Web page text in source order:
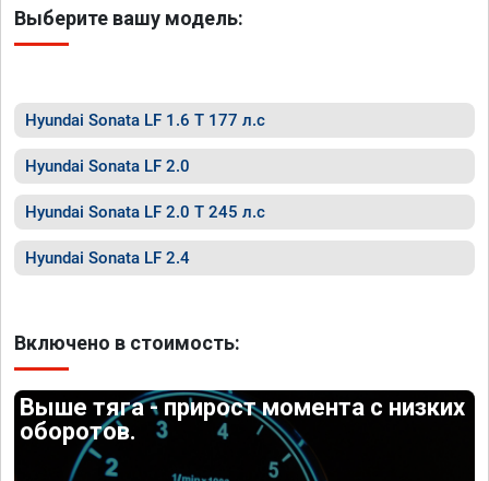
Выберите вашу модель:
Hyundai Sonata LF 1.6 T 177 л.с
Hyundai Sonata LF 2.0
Hyundai Sonata LF 2.0 T 245 л.с
Hyundai Sonata LF 2.4
Включено в стоимость:
Выше тяга - прирост момента с низких
оборотов.